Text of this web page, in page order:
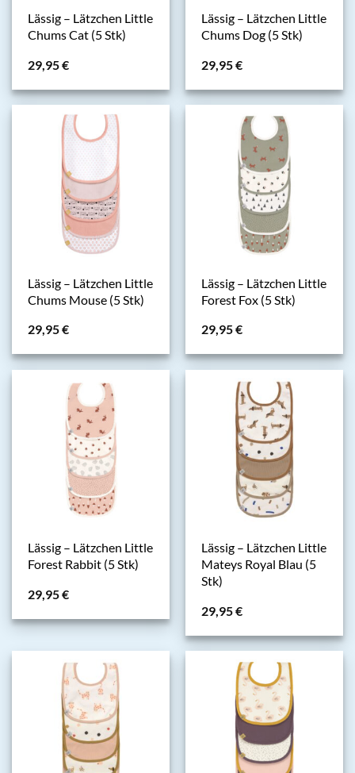
Lässig – Lätzchen Little
Chums Cat (5 Stk)
29,95€
Lässig – Lätzchen Little
Chums Dog (5 Stk)
29,95€
Lässig – Lätzchen Little
Chums Mouse (5 Stk)
29,95€
Lässig – Lätzchen Little
Forest Fox (5 Stk)
29,95€
Lässig – Lätzchen Little
Forest Rabbit (5 Stk)
29,95€
Lässig – Lätzchen Little
Mateys Royal Blau (5
Stk)
29,95€